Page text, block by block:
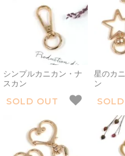
シンプルカニカン・ナ
スカン
SOLD OUT
星のカ
ン